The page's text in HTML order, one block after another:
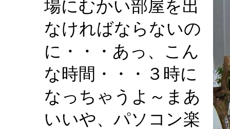
場にむかい部屋を出
なければならないの
に・・・あっ、こん
な時間・・・３時に
なっちゃうよ～まあ
いいや、パソコン楽